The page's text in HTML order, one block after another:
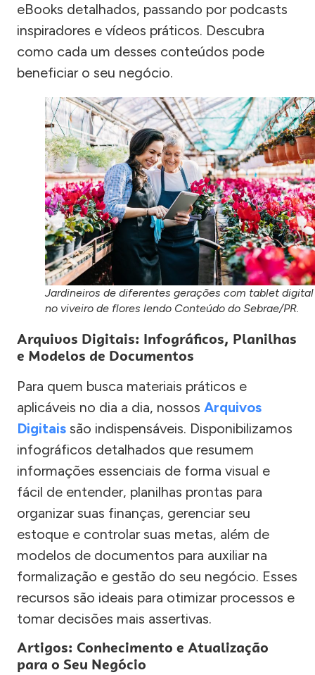
eBooks detalhados, passando por podcasts
inspiradores e vídeos práticos. Descubra
como cada um desses conteúdos pode
beneficiar o seu negócio.
Jardineiros de diferentes gerações com tablet digital
no viveiro de flores lendo Conteúdo do Sebrae/PR.
Arquivos Digitais: Infográficos, Planilhas
e Modelos de Documentos
Para quem busca materiais práticos e
aplicáveis no dia a dia, nossos Arquivos
Digitais são indispensáveis. Disponibilizamos
infográficos detalhados que resumem
informações essenciais de forma visual e
fácil de entender, planilhas prontas para
organizar suas finanças, gerenciar seu
estoque e controlar suas metas, além de
modelos de documentos para auxiliar na
formalização e gestão do seu negócio. Esses
recursos são ideais para otimizar processos e
tomar decisões mais assertivas.
Artigos: Conhecimento e Atualização
para o Seu Negócio